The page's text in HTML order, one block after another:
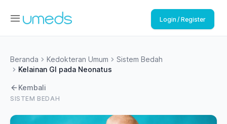
Login / Register
Beranda Kedokteran Umum
Sistem Bedah
Kelainan GI pada Neonatus
SISTEM BEDAH
Kembali